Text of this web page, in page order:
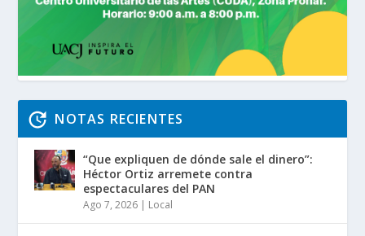
NOTAS RECIENTES
“Que expliquen de dónde sale el dinero”:
Héctor Ortiz arremete contra
espectaculares del PAN
Ago 7, 2026 | Local